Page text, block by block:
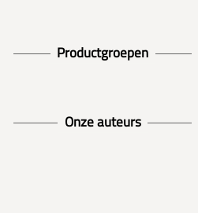
Productgroepen
Onze auteurs